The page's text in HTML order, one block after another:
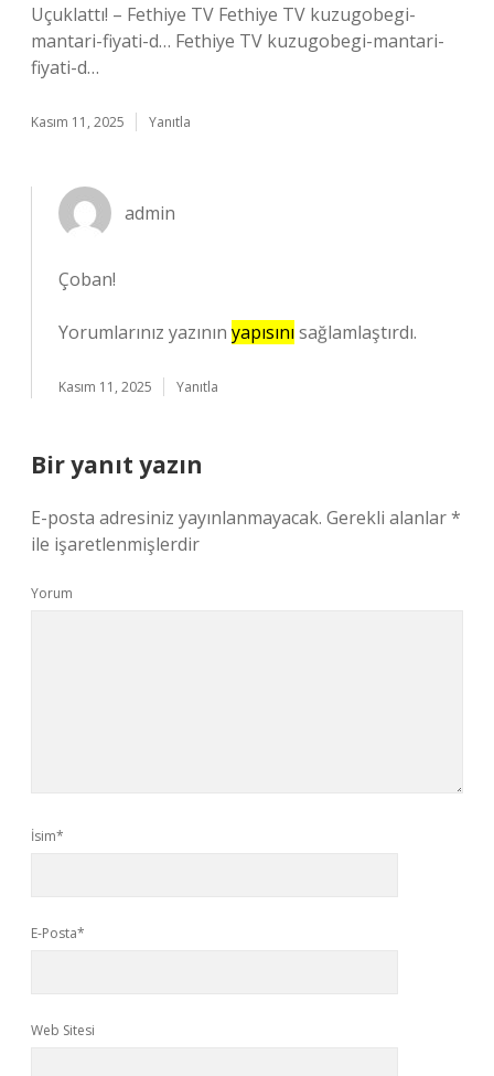
Uçuklattı! – Fethiye TV Fethiye TV kuzugobegi-
mantari-fiyati-d… Fethiye TV kuzugobegi-mantari-
fiyati-d…
Kasım 11, 2025 Yanıtla
admin
Çoban!
Yorumlarınız yazının yapısını sağlamlaştırdı.
Kasım 11, 2025 Yanıtla
Bir yanıt yazın
E-posta adresiniz yayınlanmayacak. Gerekli alanlar*
ile işaretlenmişlerdir
Yorum
İsim*
E-Posta*
Web Sitesi